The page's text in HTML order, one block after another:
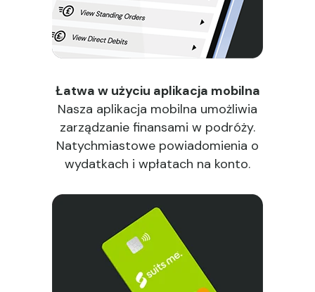
Łatwa w użyciu aplikacja mobilna
Nasza aplikacja mobilna umożliwia
zarządzanie finansami w podróży.
Natychmiastowe powiadomienia o
wydatkach i wpłatach na konto.